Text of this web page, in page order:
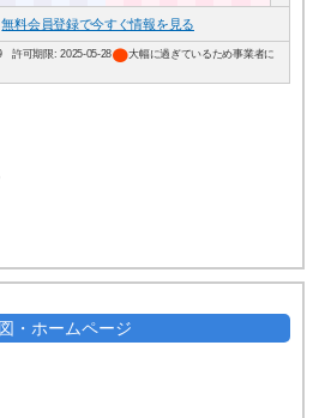
無料会員登録で今すぐ情報を見る
許可期限: 2025-05-28circle大幅に過ぎているため事業者に
・ホームページ